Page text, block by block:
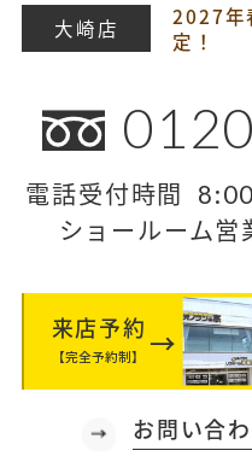
大崎店
2027年
定！
電話受付時間
ショールーム
来店予約
【完全予約制】
お問い合